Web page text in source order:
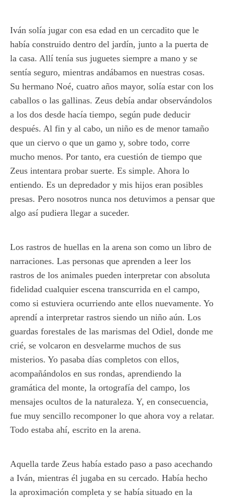
Iván solía jugar con esa edad en un cercadito que le
había construido dentro del jardín, junto a la puerta de
la casa. Allí tenía sus juguetes siempre a mano y se
sentía seguro, mientras andábamos en nuestras cosas.
Su hermano Noé, cuatro años mayor, solía estar con los
caballos o las gallinas. Zeus debía andar observándolos
a los dos desde hacía tiempo, según pude deducir
después. Al fin y al cabo, un niño es de menor tamaño
que un ciervo o que un gamo y, sobre todo, corre
mucho menos. Por tanto, era cuestión de tiempo que
Zeus intentara probar suerte. Es simple. Ahora lo
entiendo. Es un depredador y mis hijos eran posibles
presas. Pero nosotros nunca nos detuvimos a pensar que
algo así pudiera llegar a suceder.
Los rastros de huellas en la arena son como un libro de
narraciones. Las personas que aprenden a leer los
rastros de los animales pueden interpretar con absoluta
fidelidad cualquier escena transcurrida en el campo,
como si estuviera ocurriendo ante ellos nuevamente. Yo
aprendí a interpretar rastros siendo un niño aún. Los
guardas forestales de las marismas del Odiel, donde me
crié, se volcaron en desvelarme muchos de sus
misterios. Yo pasaba días completos con ellos,
acompañándolos en sus rondas, aprendiendo la
gramática del monte, la ortografía del campo, los
mensajes ocultos de la naturaleza. Y, en consecuencia,
fue muy sencillo recomponer lo que ahora voy a relatar.
Todo estaba ahí, escrito en la arena.
Aquella tarde Zeus había estado paso a paso acechando
a Iván, mientras él jugaba en su cercado. Había hecho
la aproximación completa y se había situado en la